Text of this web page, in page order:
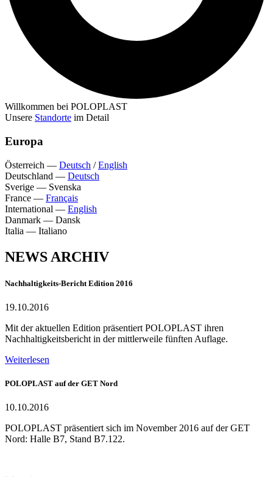
Willkommen bei POLOPLAST
Unsere Standorte im Detail
Europa
Österreich — Deutsch /English
Deutschland — Deutsch
Sverige — Svenska
France — Français
International — English
Danmark — Dansk
Italia — Italiano
NEWS ARCHIV
Nachhaltigkeits-Bericht Edition 2016
19.10.2016
Mit der aktuellen Edition präsentiert POLOPLAST ihren
Nachhaltigkeitsbericht in der mittlerweile fünften Auflage.
Weiterlesen
POLOPLAST auf der GET Nord
10.10.2016
POLOPLAST präsentiert sich im November 2016 auf der GET
Nord: Halle B7, Stand B7.122.